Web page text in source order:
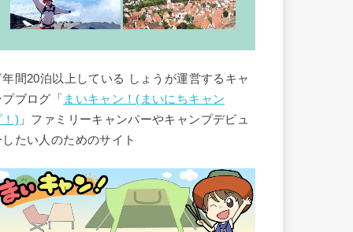
間20泊以上している しょうが運営するキャ
ブログ「 まいキャン！(まいにちキャン
！) 」ファミリーキャンパーやキャンプデビュ
したい人のためのサイト